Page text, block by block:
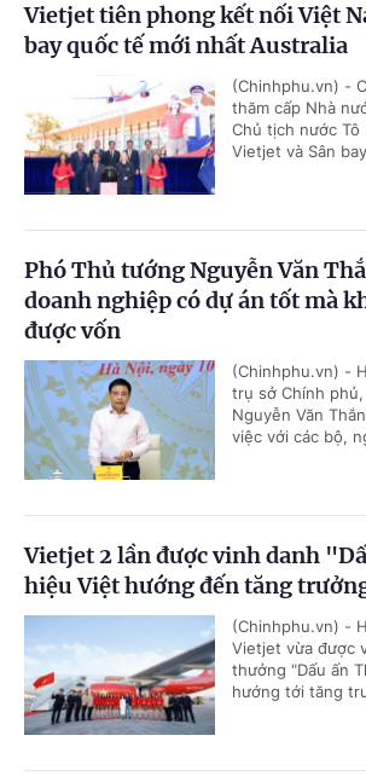
Vietjet tiên phong kết nối Việt
bay quốc tế mới nhất Australia
(Chinhphu.vn) -
thăm cấp Nhà
Chủ tịch nước Tô
Vietjet và Sân
Phó Thủ tướng Nguyễn Văn
doanh nghiệp có dự án tốt mà
được vốn
(Chinhphu.vn) -
trụ sở Chính
Nguyễn Văn
việc với các bộ,
Vietjet 2 lần được vinh danh
hiệu Việt hướng đến tăng
(Chinhphu.vn) -
Vietjet vừa được
thưởng "Dấu ấn
hướng tới tăng